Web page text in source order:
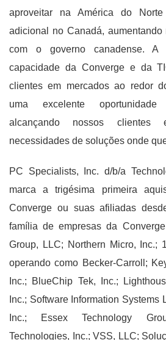
aproveitar na América do
adicional no Canadá,
com o governo canadense. A
capacidade da Converge e da
clientes em mercados ao redor
uma excelente oportunidade
alcançando nossos clientes
necessidades de soluções onde
PC Specialists, Inc. d/b/a
marca a trigésima primeira
Converge ou suas afiliadas
família de empresas da
Group, LLC; Northern Micro, Inc.;
operando como Becker-Carroll;
Inc.; BlueChip Tek, Inc.;
Inc.; Software Information Systems
Inc.; Essex Technology
Technologies, Inc.; VSS, LLC;